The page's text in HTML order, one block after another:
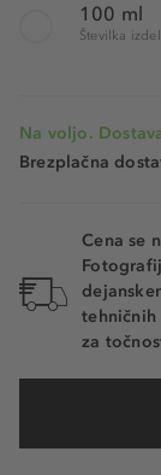
100 ml
Številka
Na voljo.
Brezplačna
Cena se
tehničnih
za